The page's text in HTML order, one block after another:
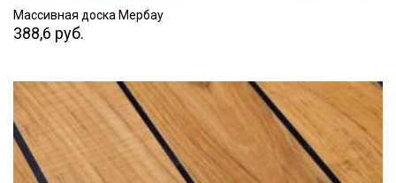
Массивная доска Мербау
388,6 руб.